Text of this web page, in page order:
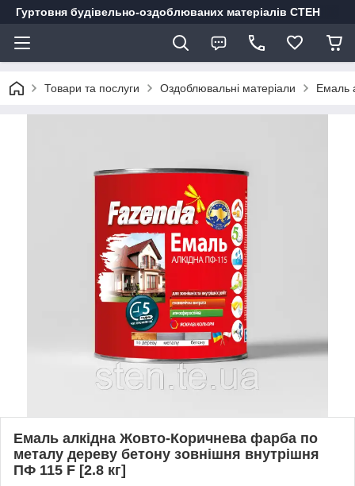
Гуртовня будівельно-оздоблюваних матеріалів СТЕН
Товари та послуги Оздоблювальні матеріали Емаль
Емаль алкідна Жовто-Коричнева фарба по
металу дереву бетону зовнішня внутрішня
ПФ 115 F [2.8 кг]